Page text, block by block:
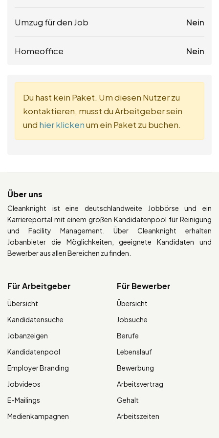
Umzug für den Job Nein
Homeoffice Nein
Du hast kein Paket. Um diesen Nutzer zu
kontaktieren, musst du Arbeitgeber sein
und hier klickenum ein Paket zu buchen.
Über uns
Cleanknight ist eine deutschlandweite Jobbörse und ein
Karriereportal mit einem großen Kandidatenpool für Reinigung
und Facility Management. Über Cleanknight erhalten
Jobanbieter die Möglichkeiten, geeignete Kandidaten und
Bewerber aus allen Bereichen zu finden.
Für Arbeitgeber
Übersicht
Kandidatensuche
Jobanzeigen
Kandidatenpool
Employer Branding
Jobvideos
E-Mailings
Medienkampagnen
Für Bewerber
Übersicht
Jobsuche
Berufe
Lebenslauf
Bewerbung
Arbeitsvertrag
Gehalt
Arbeitszeiten